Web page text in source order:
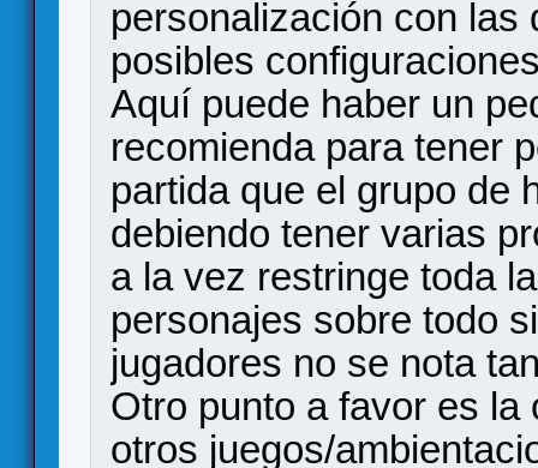
personalización con las
posibles
Aquí puede haber un
recomienda para tener
partida que el grupo de
debiendo tener varias
a la vez restringe toda
personajes sobre todo
jugadores no se nota
Otro punto a favor es la
otros juegos/